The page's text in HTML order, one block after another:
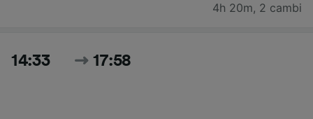
4h 20m, 2 cambi
14:33 17:58